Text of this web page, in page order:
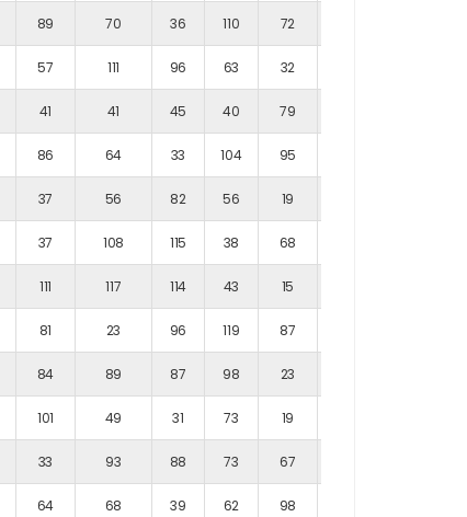
89 70 36 110 72
57 111 96 63 32
41 41 45 40 79
86 64 33 104 95
37 56 82 56 19
37 108 115 38 68
111 117 114 43 15
81 23 96 119 87
84 89 87 98 23
101 49 31 73 19
33 93 88 73 67
64 68 39 62 98